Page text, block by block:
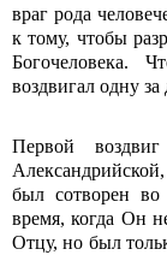
враг рода
к тому, чтобы
Богочеловека.
воздвигал одну
Первой
был сотворен
время, когда Он
Отцу, но был